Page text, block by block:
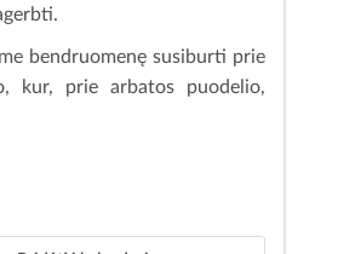
bendruomenę susiburti prie
kur, prie arbatos puodelio,